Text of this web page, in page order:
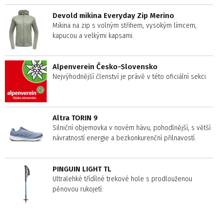
Devold mikina Everyday Zip Merino
Mikina na zip s volným střihem, vysokým límcem,
kapucou a velkými kapsami.
Alpenverein Česko-Slovensko
Nejvýhodnější členství je právě v této oficiální sekci
Altra TORIN 9
Silniční objemovka v novém hávu, pohodlnější, s větší
návratností energie a bezkonkurenční přilnavostí.
PINGUIN LIGHT TL
Ultralehké třídílné trekové hole s prodlouženou
pěnovou rukojetí.